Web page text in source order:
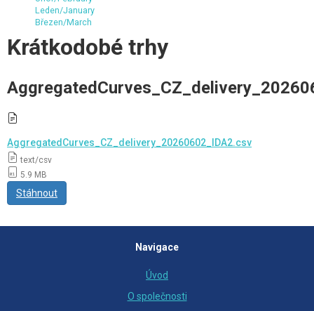
Leden/January
Březen/March
Krátkodobé trhy
AggregatedCurves_CZ_delivery_20260602_IDA2.csv
text/csv
5.9 MB
Stáhnout
Navigace
Úvod
O společnosti